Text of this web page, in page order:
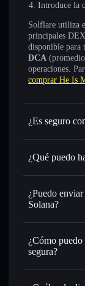
Introduce la
Solflare utiliza
principales
disponible para
DCA
operaciones.
comprar He Is
¿Es seguro
He Is Motion
¿Qué puedo
He Is
USDC o
tu precio
Utilizar DCA
largo del
Enviar de
¿Puedo
Solana?
¿Cómo
segura?